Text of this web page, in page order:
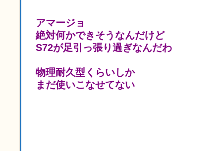
アマージョ
絶対何かできそうなんだけど
S72が足引っ張り過ぎなんだわ
物理耐久型くらいしか
まだ使いこなせてない